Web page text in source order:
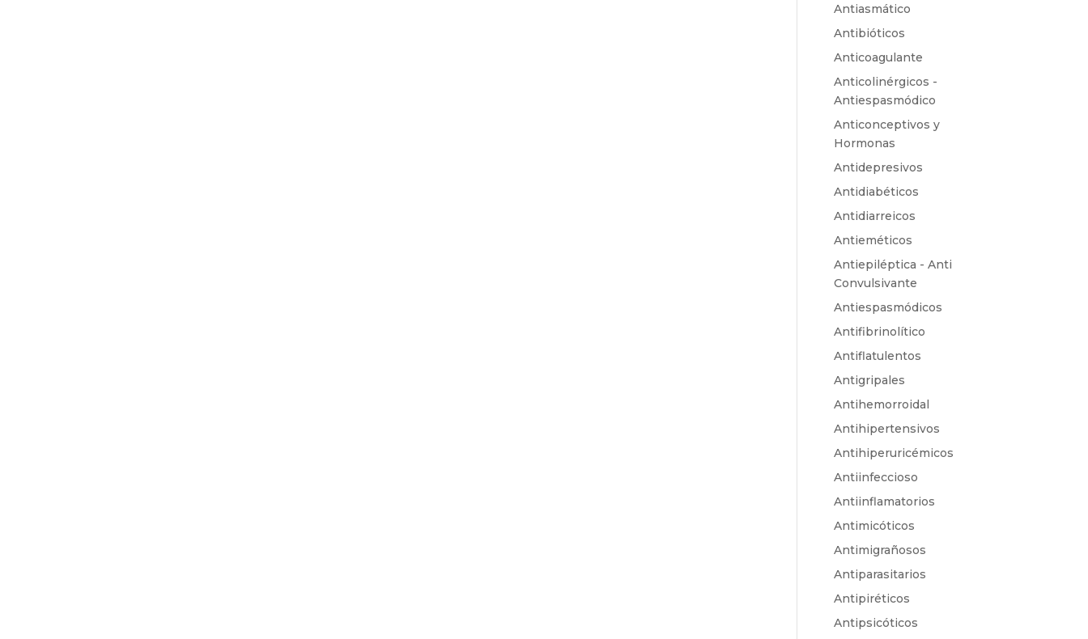
Antiasmático
Antibióticos
Anticoagulante
Anticolinérgicos -
Antiespasmódico
Anticonceptivos y
Hormonas
Antidepresivos
Antidiabéticos
Antidiarreicos
Antieméticos
Antiepiléptica - Anti
Convulsivante
Antiespasmódicos
Antifibrinolítico
Antiflatulentos
Antigripales
Antihemorroidal
Antihipertensivos
Antihiperuricémicos
Antiinfeccioso
Antiinflamatorios
Antimicóticos
Antimigrañosos
Antiparasitarios
Antipiréticos
Antipsicóticos